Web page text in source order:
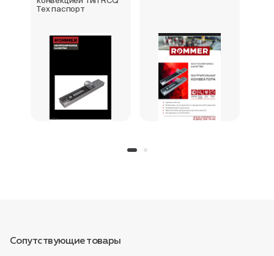
Тех паспорт
Сопутствующие товары